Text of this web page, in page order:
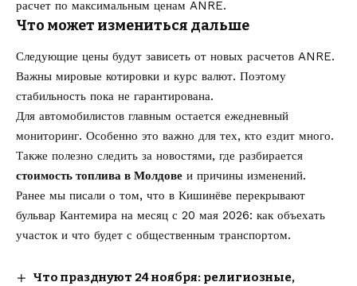
расчет по максимальным ценам ANRE.
Что может измениться дальше
Следующие цены будут зависеть от новых расчетов ANRE.
Важны мировые котировки и курс валют. Поэтому
стабильность пока не гарантирована.
Для автомобилистов главным остается ежедневный
мониторинг. Особенно это важно для тех, кто ездит много.
Также полезно следить за новостями, где разбирается
стоимость топлива в Молдове и причины изменений.
Ранее мы писали о том, что в Кишинёве перекрывают
бульвар Кантемира на месяц с 20 мая 2026: как объехать
участок и что будет с общественным транспортом.
Что празднуют 24 ноября: религиозные,